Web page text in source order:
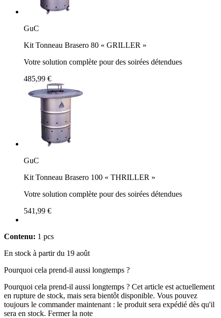
GuC
Kit Tonneau Brasero 80 « GRILLER »
Votre solution complète pour des soirées détendues
485,99 €
GuC
Kit Tonneau Brasero 100 « THRILLER »
Votre solution complète pour des soirées détendues
541,99 €
Contenu: 1 pcs
En stock à partir du 19 août
Pourquoi cela prend-il aussi longtemps ?
Pourquoi cela prend-il aussi longtemps ? Cet article est actuellement
en rupture de stock, mais sera bientôt disponible. Vous pouvez
toujours le commander maintenant : le produit sera expédié dès qu'il
sera en stock. Fermer la note